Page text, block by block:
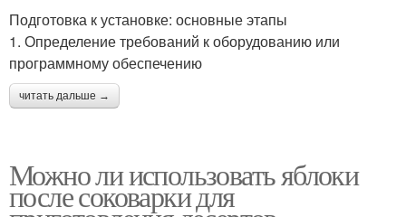
Подготовка к установке: основные этапы
1. Определение требований к оборудованию или
программному обеспечению
читать дальше →
Можно ли использовать яблоки
после соковарки для